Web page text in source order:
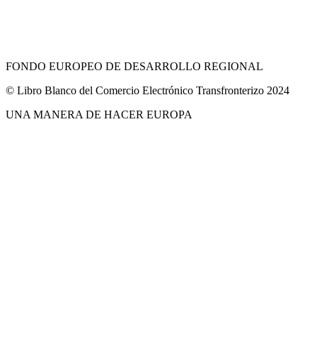
FONDO EUROPEO DE DESARROLLO REGIONAL
© Libro Blanco del Comercio Electrónico Transfronterizo 2024
UNA MANERA DE HACER EUROPA